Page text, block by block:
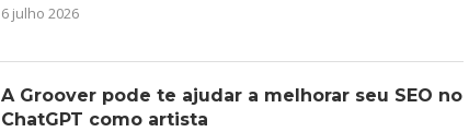
6 julho 2026
A Groover pode te ajudar a melhorar seu SEO no
ChatGPT como artista